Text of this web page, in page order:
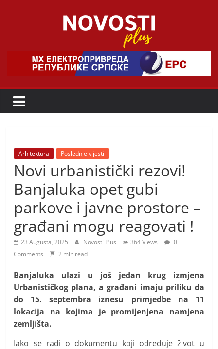
Novosti
Plus
o
a
l
p
o
z
t
i
n
i
h
v
Arhitektura Poslednje vijesti
Novi urbanistički rezovi!
Banjaluka opet gubi
parkove i javne prostore –
građani mogu reagovati !
23 Augusta, 2025 Novosti Plus 364 Views
0
Comments
2 min read
Banjaluka ulazi u još jedan krug izmjena
Urbanističkog plana, a građani imaju priliku da
do 15. septembra iznesu primjedbe na 11
lokacija na kojima je promijenjena namjena
zemljišta.
Iako se radi o dokumentu koji određuje život u